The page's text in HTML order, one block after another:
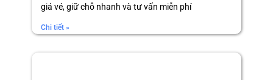
giá vé, giữ chỗ nhanh và tư vấn miễn phí
Chi tiết »